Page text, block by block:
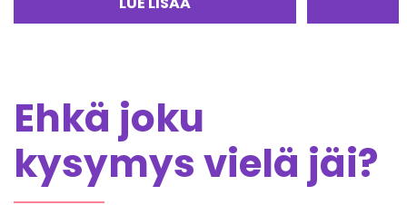
Ehkä joku
kysymys vielä jäi?